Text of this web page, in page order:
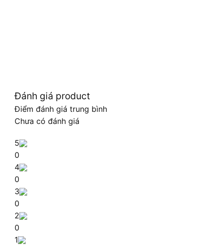
Đánh giá product
Điểm đánh giá trung bình
Chưa có đánh giá
5
0
4
0
3
0
2
0
1